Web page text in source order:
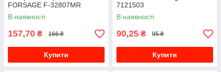
FORSAGE F-32807MR
В наявності
157,70 ₴ 166 ₴
Купити
7121503
В наявності
90,25 ₴ 95 ₴
Купити